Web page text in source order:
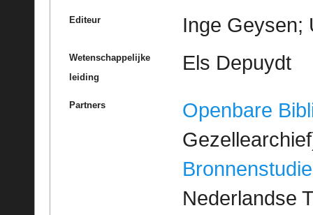
Editeur Inge Geysen;
Wetenschappelijke
leiding
Els Depuydt
Partners
Openbare
Bronnenstudie
Nederlandse